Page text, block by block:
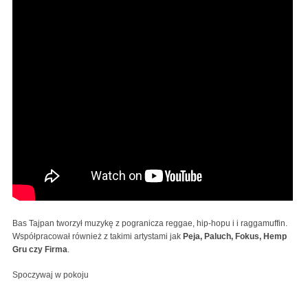
Bas Tajpan tworzył muzykę z pogranicza reggae, hip-hopu i i raggamuffin.
Współpracował również z takimi artystami jak Peja, Paluch, Fokus, Hemp
Gru czy Firma.
Spoczywaj w pokoju